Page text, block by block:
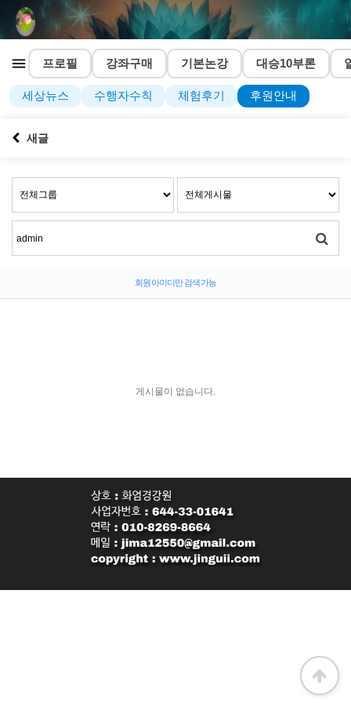
프로필 강좌구매 기본논강 대승10부론
세상뉴스 수행자수칙 체험후기 후원안내
새글
회원 아이디만 검색 가능
게시물이 없습니다.